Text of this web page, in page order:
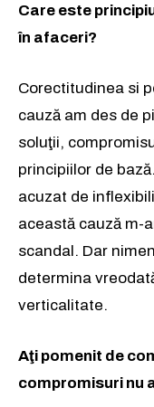
Care este
în afaceri?
Corectitudinea si
cauză am des de
soluţii,
principiilor de
acuzat de
această cauză m-
scandal. Dar
determina
verticalitate.
Aţi pomenit de
compromisuri nu